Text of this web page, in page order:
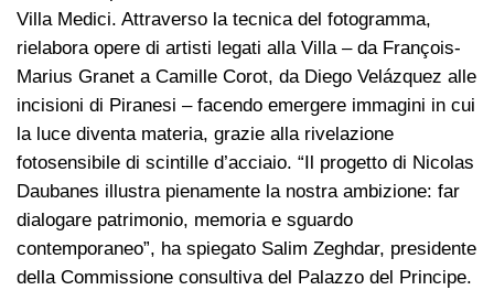
Villa Medici. Attraverso la tecnica del fotogramma,
rielabora opere di artisti legati alla Villa – da François-
Marius Granet a Camille Corot, da Diego Velázquez alle
incisioni di Piranesi – facendo emergere immagini in cui
la luce diventa materia, grazie alla rivelazione
fotosensibile di scintille d’acciaio. “Il progetto di Nicolas
Daubanes illustra pienamente la nostra ambizione: far
dialogare patrimonio, memoria e sguardo
contemporaneo”, ha spiegato Salim Zeghdar, presidente
della Commissione consultiva del Palazzo del Principe.